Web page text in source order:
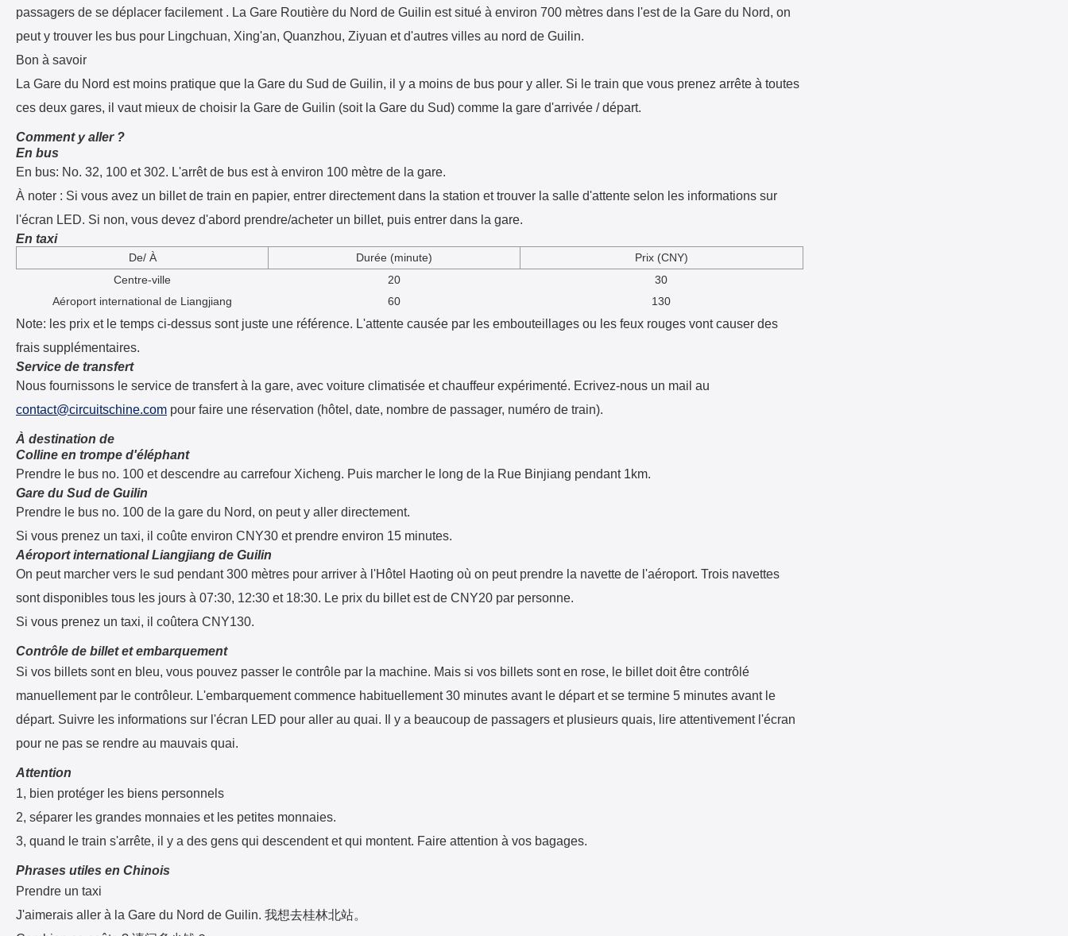
passagers de se déplacer facilement . La Gare Routière du Nord de Guilin est situé à environ 700 mètres dans l'est de la Gare du Nord, on
peut y trouver les bus pour Lingchuan, Xing'an, Quanzhou, Ziyuan et d'autres villes au nord de Guilin.
Bon à savoir
La Gare du Nord est moins pratique que la Gare du Sud de Guilin, il y a moins de bus pour y aller. Si le train que vous prenez arrête à toutes
ces deux gares, il vaut mieux de choisir la Gare de Guilin (soit la Gare du Sud) comme la gare d'arrivée / départ.
Comment y aller ?
En bus
En bus: No. 32, 100 et 302. L'arrêt de bus est à environ 100 mètre de la gare.
À noter : Si vous avez un billet de train en papier, entrer directement dans la station et trouver la salle d'attente selon les informations sur
l'écran LED. Si non, vous devez d'abord prendre/acheter un billet, puis entrer dans la gare.
En taxi
De/ À Durée (minute)
Prix (CNY)
Centre-ville
20
30
Aéroport international de Liangjiang
60 130
Note: les prix et le temps ci-dessus sont juste une référence. L'attente causée par les embouteillages ou les feux rouges vont causer des
frais supplémentaires.
Service de transfert
Nous fournissons le service de transfert à la gare, avec voiture climatisée et chauffeur expérimenté. Ecrivez-nous un mail au
contact@circuitschine.com pour faire une réservation (hôtel, date, nombre de passager, numéro de train).
À destination de
Colline en trompe d'éléphant
Prendre le bus no. 100 et descendre au carrefour Xicheng. Puis marcher le long de la Rue Binjiang pendant 1km.
Gare du Sud de Guilin
Prendre le bus no. 100 de la gare du Nord, on peut y aller directement.
Si vous prenez un taxi, il coûte environ CNY30 et prendre environ 15 minutes.
Aéroport international Liangjiang de Guilin
On peut marcher vers le sud pendant 300 mètres pour arriver à l'Hôtel Haoting où on peut prendre la navette de l'aéroport. Trois navettes
sont disponibles tous les jours à 07:30, 12:30 et 18:30. Le prix du billet est de CNY20 par personne.
Si vous prenez un taxi, il coûtera CNY130.
Contrôle de billet et embarquement
Si vos billets sont en bleu, vous pouvez passer le contrôle par la machine. Mais si vos billets sont en rose, le billet doit être contrôlé
manuellement par le contrôleur. L'embarquement commence habituellement 30 minutes avant le départ et se termine 5 minutes avant le
départ. Suivre les informations sur l'écran LED pour aller au quai. Il y a beaucoup de passagers et plusieurs quais, lire attentivement l'écran
pour ne pas se rendre au mauvais quai.
Attention
1, bien protéger les biens personnels
2, séparer les grandes monnaies et les petites monnaies.
3, quand le train s'arrête, il y a des gens qui descendent et qui montent. Faire attention à vos bagages.
Phrases utiles en Chinois
Prendre un taxi
J'aimerais aller à la Gare du Nord de Guilin. 我想去桂林北站。